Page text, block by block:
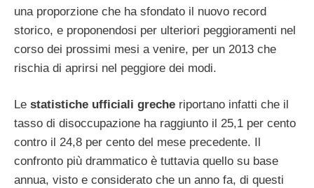
una proporzione che ha sfondato il nuovo record
storico, e proponendosi per ulteriori peggioramenti nel
corso dei prossimi mesi a venire, per un 2013 che
rischia di aprirsi nel peggiore dei modi.
Le statistiche ufficiali greche riportano infatti che il
tasso di disoccupazione ha raggiunto il 25,1 per cento
contro il 24,8 per cento del mese precedente. Il
confronto più drammatico è tuttavia quello su base
annua, visto e considerato che un anno fa, di questi